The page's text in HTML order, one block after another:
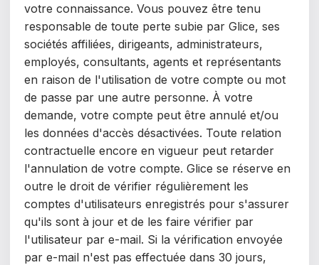
votre connaissance. Vous pouvez être tenu
responsable de toute perte subie par Glice, ses
sociétés affiliées, dirigeants, administrateurs,
employés, consultants, agents et représentants
en raison de l'utilisation de votre compte ou mot
de passe par une autre personne. À votre
demande, votre compte peut être annulé et/ou
les données d'accès désactivées. Toute relation
contractuelle encore en vigueur peut retarder
l'annulation de votre compte. Glice se réserve en
outre le droit de vérifier régulièrement les
comptes d'utilisateurs enregistrés pour s'assurer
qu'ils sont à jour et de les faire vérifier par
l'utilisateur par e-mail. Si la vérification envoyée
par e-mail n'est pas effectuée dans 30 jours,